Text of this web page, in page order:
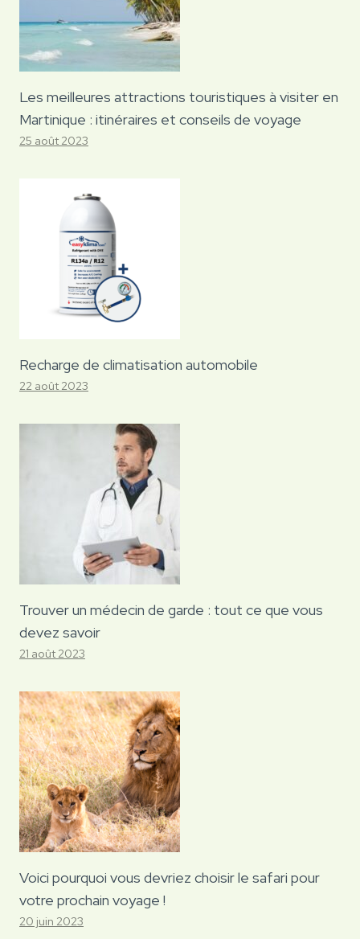
Les meilleures attractions touristiques à visiter en
Martinique : itinéraires et conseils de voyage
25 août 2023
Recharge de climatisation automobile
22 août 2023
Trouver un médecin de garde : tout ce que vous
devez savoir
21 août 2023
Voici pourquoi vous devriez choisir le safari pour
votre prochain voyage !
20 juin 2023